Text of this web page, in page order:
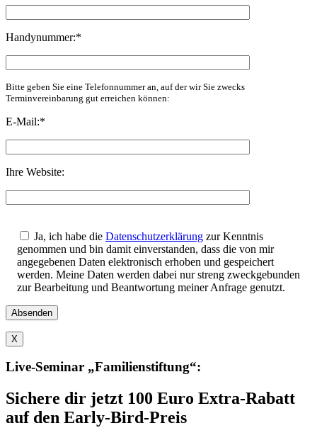
Handynummer:*
Bitte geben Sie eine Telefonnummer an, auf der wir Sie zwecks
Terminvereinbarung gut erreichen können:
E-Mail:*
Ihre Website:
lasse
dieses
Feld
leer.
Ja, ich habe die Datenschutzerklärung zur Kenntnis
genommen und bin damit einverstanden, dass die von mir
angegebenen Daten elektronisch erhoben und gespeichert
werden. Meine Daten werden dabei nur streng zweckgebunden
zur Bearbeitung und Beantwortung meiner Anfrage genutzt.
X
Live-Seminar „Familienstiftung“:
Sichere dir jetzt 100 Euro Extra-Rabatt
auf den Early-Bird-Preis